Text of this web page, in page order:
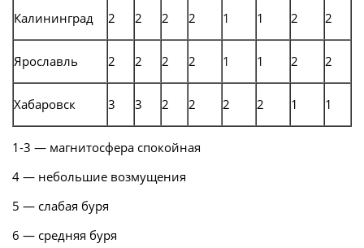
Калининград 2 2 2 2 1 1 2 2
Ярославль 2 2 2 2 1 1 2 2
Хабаровск 3 3 2 2 2 2 1 1
1-3 — магнитосфера спокойная
4 — небольшие возмущения
5 — слабая буря
6 — средняя буря